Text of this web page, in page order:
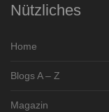
Nützliches
Home
Blogs A – Z
Magazin